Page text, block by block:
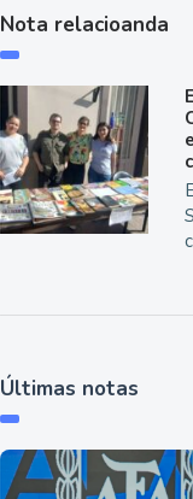
Nota relacioanda
Últimas notas